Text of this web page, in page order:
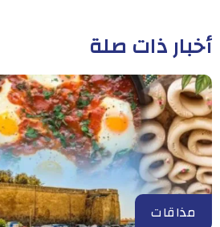
أخبار ذات صلة
مذاقات